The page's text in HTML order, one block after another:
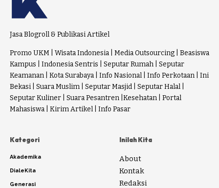
Jasa Blogroll & Publikasi Artikel
Promo UKM Wisata Indonesia Media Outsourcing
Beasiswa
Kampus
Indonesia Sentris Seputar Rumah
Seputar
Keamanan
Kota Surabaya Info Nasional Info Perkotaan
Ini
Bekasi
Suara Muslim Seputar Masjid Seputar Halal
Seputar Kuliner
Suara Pesantren Kesehatan
Portal
Mahasiswa
Kirim Artikel Info Pasar
Kategori
Akademika
DialeKita
Generasi
Inilah Kita
About
Kontak
Redaksi